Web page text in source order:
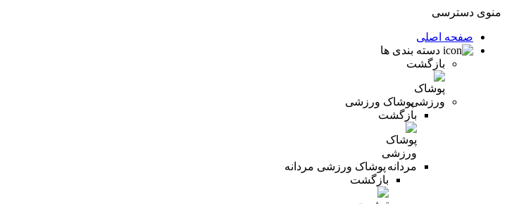
منوی دسترسی
صفحه اصلی
دسته بندی ها
بازگشت
پوشاک ورزشی
بازگشت
پوشاک ورزشی مردانه
بازگشت